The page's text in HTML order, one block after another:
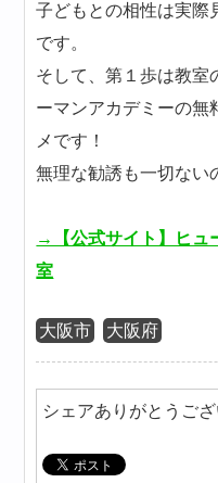
子どもとの相性は実際
です。
そして、第１歩は教室
ーマンアカデミーの無
メです！
無理な勧誘も一切ない
→【公式サイト】ヒュ
室
大阪市 大阪府
シェアありがとうご